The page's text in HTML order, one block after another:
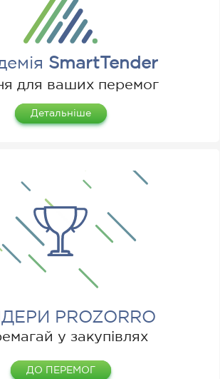
SmartTender
для ваших перемог
Детальніше
PROZORRO
у закупівлях
ДО ПЕРЕМОГ